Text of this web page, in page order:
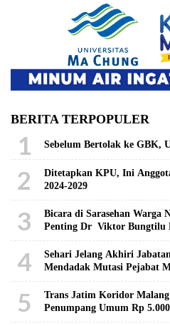
BERITA TERPOPULER
1 Sebelum Bertolak ke GBK,
2
Ditetapkan KPU, Ini
2024-2029
3
Bicara di Sarasehan Warga
Penting Dr Viktor Bungtilu
4
Sehari Jelang Akhiri
Mendadak Mutasi Pejabat
5
Trans Jatim Koridor
Penumpang Umum Rp